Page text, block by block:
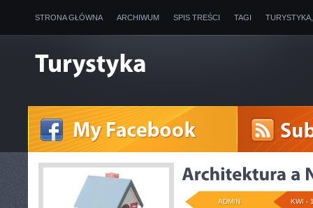
STRONA GŁÓWNA ARCHIWUM SPIS TREŚCI TAGI
KWI -
ADMIN